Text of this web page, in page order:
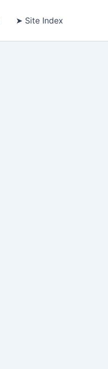
➤ Site Index